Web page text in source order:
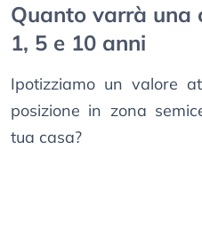
Quanto varrà una
1, 5 e 10 anni
Ipotizziamo un valore
posizione in zona
tua casa?